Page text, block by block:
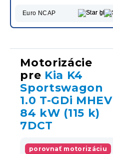
Euro NCAP
Motorizácie
pre Kia K4
Sportswagon
1.0 T-GDi MHEV
84 kW (115 k)
7DCT
porovnať motorizáciu